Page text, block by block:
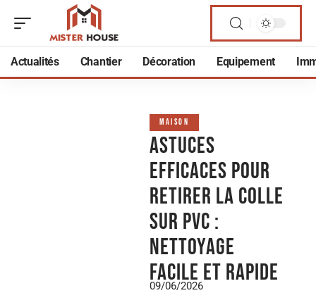
Actualités Chantier Décoration Equipement
MAISON
Astuces
efficaces pour
retirer la colle
sur PVC :
nettoyage
facile et rapide
09/06/2026